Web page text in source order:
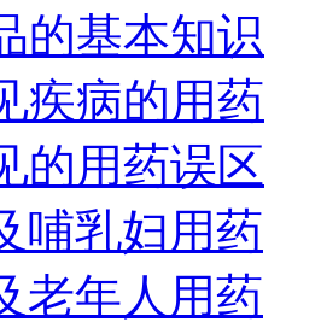
的基本知识
疾病的用药
的用药误区
哺乳妇用药
老年人用药